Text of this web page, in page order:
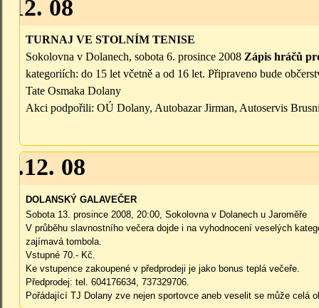
08
TURNAJ VE STOLNÍM TENISE
Sokolovna v Dolanech, sobota 6. prosince 2008 Zápis hráčů
kategoriích: do 15 let včetně a od 16 let. Připraveno bude
Tate Osmaka Dolany
Akci podpořili: OÚ Dolany, Autobazar Jirman, Autoservis
08
DOLANSKÝ GALAVEČER
Sobota 13. prosince 2008, 20:00, Sokolovna v Dolanech u Jaroměře
V průběhu slavnostního večera dojde i na vyhodnocení veselých
zajímavá tombola.
Vstupné 70.- Kč.
Ke vstupence zakoupené v předprodeji je jako bonus teplá večeře.
Předprodej: tel. 604176634, 737329706.
Pořádající TJ Dolany zve nejen sportovce aneb veselit se může celá